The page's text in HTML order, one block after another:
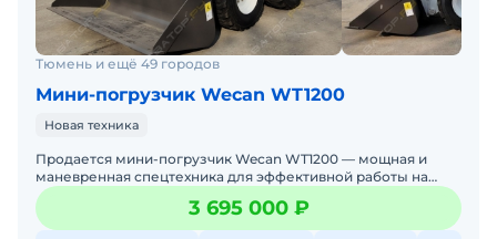
Тюмень и ещё 49 городов
Мини-погрузчик Wecan WT1200
Новая техника
Продается мини-погрузчик Wecan WT1200 — мощная и
маневренная спецтехника для эффективной работы на
стройплощадках, дорогах и в коммунальном хозяйстве.
Если вам
3 695 000 ₽